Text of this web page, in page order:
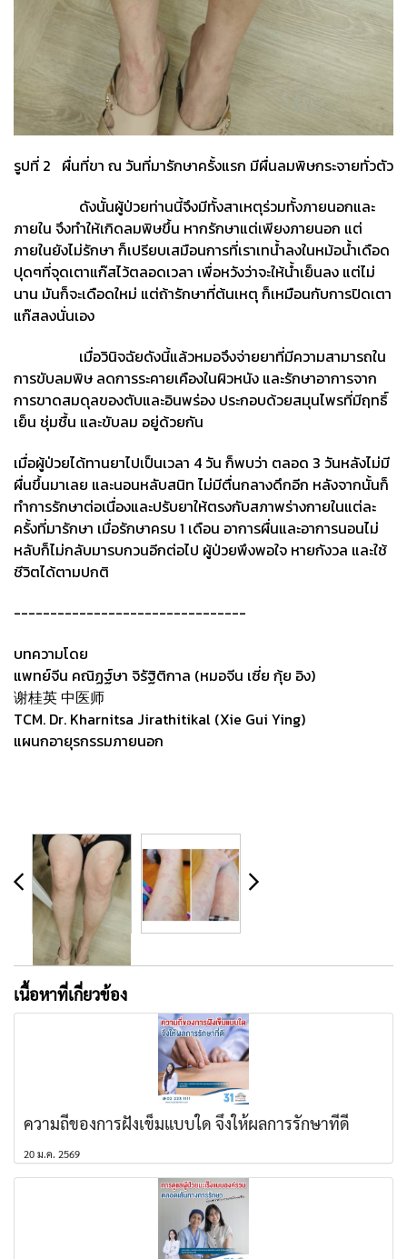
รูปที่ 2 ผื่นที่ขา ณ วันที่มารักษาครั้งแรก มีผื่นลมพิษกระจายทั่วตัว
ดังนั้นผู้ป่วยท่านนี้จึงมีทั้งสาเหตุร่วมทั้งภายนอกและ
ภายใน จึงทำให้เกิดลมพิษขึ้น หากรักษาแต่เพียงภายนอก แต่
ภายในยังไม่รักษา ก็เปรียบเสมือนการที่เราเทน้ำลงในหม้อน้ำเดือด
ปุดๆที่จุดเตาแก๊สไว้ตลอดเวลา เพื่อหวังว่าจะให้น้ำเย็นลง แต่ไม่
นาน มันก็จะเดือดใหม่ แต่ถ้ารักษาที่ต้นเหตุ ก็เหมือนกับการปิดเตา
แก๊สลงนั่นเอง
เมื่อวินิจฉัยดังนี้แล้วหมอจึงจ่ายยาที่มีความสามารถใน
การขับลมพิษ ลดการระคายเคืองในผิวหนัง และรักษาอาการจาก
การขาดสมดุลของตับและอินพร่อง ประกอบด้วยสมุนไพรที่มีฤทธิ์
เย็น ชุ่มชื้น และขับลม อยู่ด้วยกัน
เมื่อผู้ป่วยได้ทานยาไปเป็นเวลา 4 วัน ก็พบว่า ตลอด 3 วันหลังไม่มี
ผื่นขึ้นมาเลย และนอนหลับสนิท ไม่มีตื่นกลางดึกอีก หลังจากนั้นก็
ทำการรักษาต่อเนื่องและปรับยาให้ตรงกับสภาพร่างกายในแต่ละ
ครั้งที่มารักษา เมื่อรักษาครบ 1 เดือน อาการผื่นและอาการนอนไม่
หลับก็ไม่กลับมารบกวนอีกต่อไป ผู้ป่วยพึงพอใจ หายกังวล และใช้
ชีวิตได้ตามปกติ
--------------------------------
บทความโดย
แพทย์จีน คณิฏฐ์ษา จิรัฐิติกาล (หมอจีน เซี่ย กุ้ย อิง)
谢桂英 中医师
TCM. Dr. Kharnitsa Jirathitikal (Xie Gui Ying)
แผนกอายุรกรรมภายนอก
เนื้อหาที่เกี่ยวข้อง
ความถี่ของการฝังเข็มแบบใด จึงให้ผลการรักษาที่ดี
20 ม.ค. 2569